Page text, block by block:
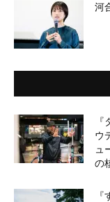
河
ウ
ュ
の